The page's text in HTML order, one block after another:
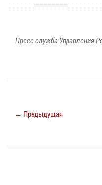
Пресс-служба Управления
← Предыдущая